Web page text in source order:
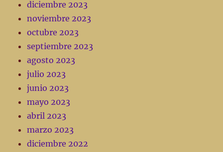
diciembre 2023
noviembre 2023
octubre 2023
septiembre 2023
agosto 2023
julio 2023
junio 2023
mayo 2023
abril 2023
marzo 2023
diciembre 2022